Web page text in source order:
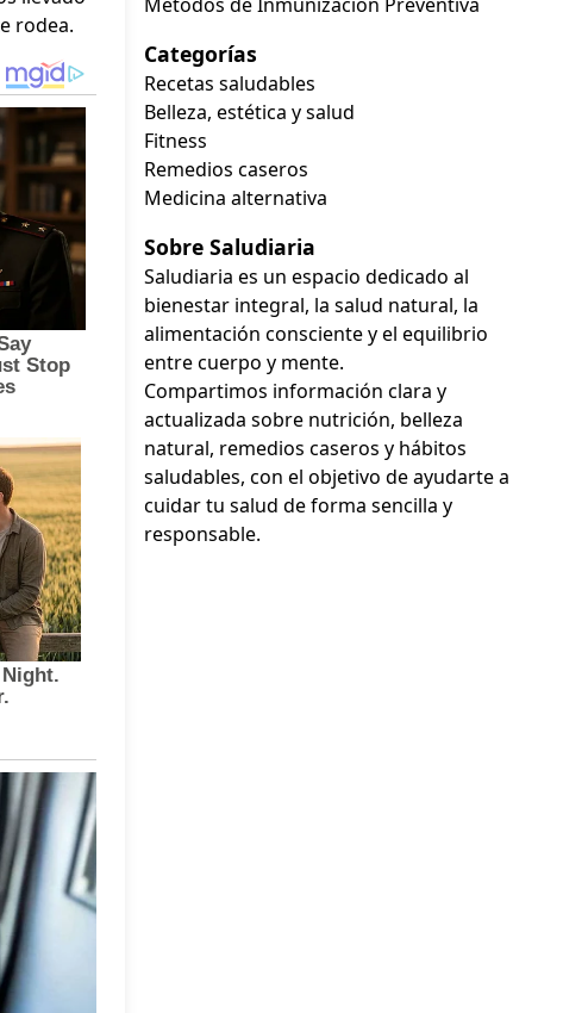
rodea.
Categorías
Recetas saludables
Belleza, estética y salud
Fitness
Remedios caseros
Medicina alternativa
Sobre Saludiaria
Saludiaria es un espacio dedicado al
bienestar integral, la salud natural, la
alimentación consciente y el equilibrio
entre cuerpo y mente.
Compartimos información clara y
actualizada sobre nutrición, belleza
natural, remedios caseros y hábitos
saludables, con el objetivo de ayudarte a
cuidar tu salud de forma sencilla y
responsable.